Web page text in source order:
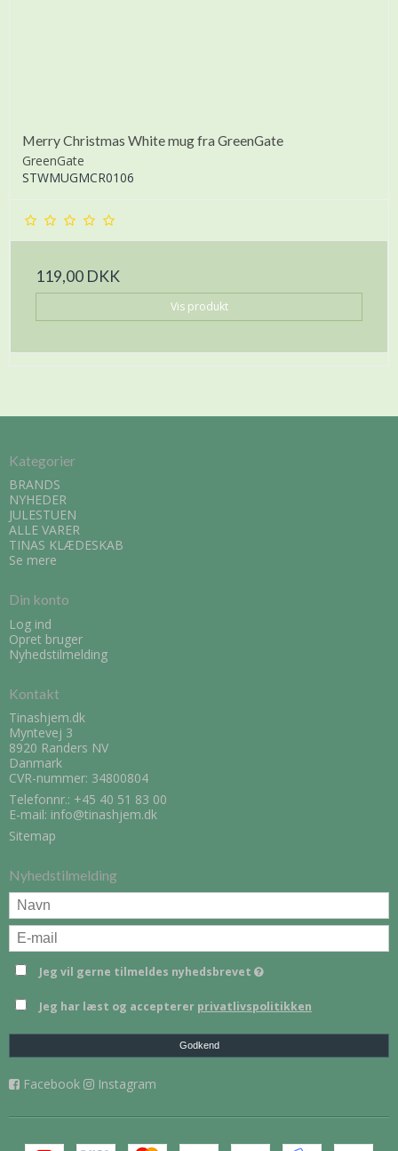
Merry Christmas White mug fra GreenGate
GreenGate
STWMUGMCR0106
119,00 DKK
Vis produkt
Kategorier
BRANDS
NYHEDER
JULESTUEN
ALLE VARER
TINAS KLÆDESKAB
Se mere
Din konto
Log ind
Opret bruger
Nyhedstilmelding
Kontakt
Tinashjem.dk
Myntevej 3
8920 Randers NV
Danmark
CVR-nummer: 34800804
Telefonnr.: +45 40 51 83 00
E-mail: info@tinashjem.dk
Sitemap
Nyhedstilmelding
Jeg vil gerne tilmeldes nyhedsbrevet
Jeg har læst og accepterer privatlivspolitikken
Godkend
Facebook Instagram